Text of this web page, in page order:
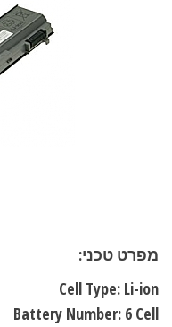
מפרט טכני:
Cell Type: Li-ion
Battery Number: 6 Cell